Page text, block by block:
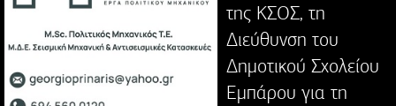
της ΚΣΟΣ, τη
Διεύθυνση του
Δημοτικού Σχολείου
Εμπάρου για τη